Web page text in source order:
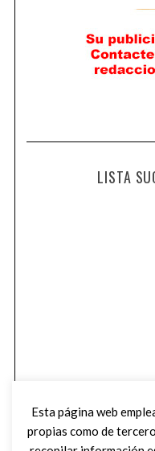
LISTA
Esta página web
propias como de